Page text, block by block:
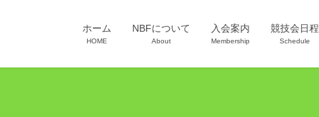
ホーム
HOME
NBFについて
About
入会案内
Membership
競技会日程
Schedule